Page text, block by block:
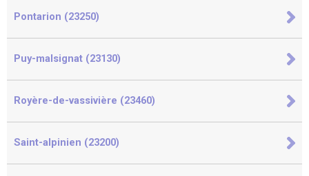
Pontarion (23250)
Puy-malsignat (23130)
Royère-de-vassivière (23460)
Saint-alpinien (23200)